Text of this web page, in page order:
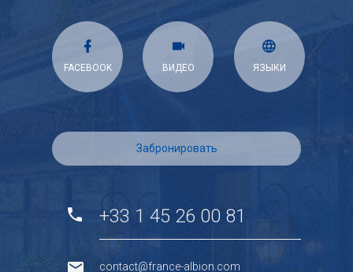
FACEBOOK ВИДЕО ЯЗЫКИ
Забронировать
+33 1 45 26 00 81
contact@france-albion.com